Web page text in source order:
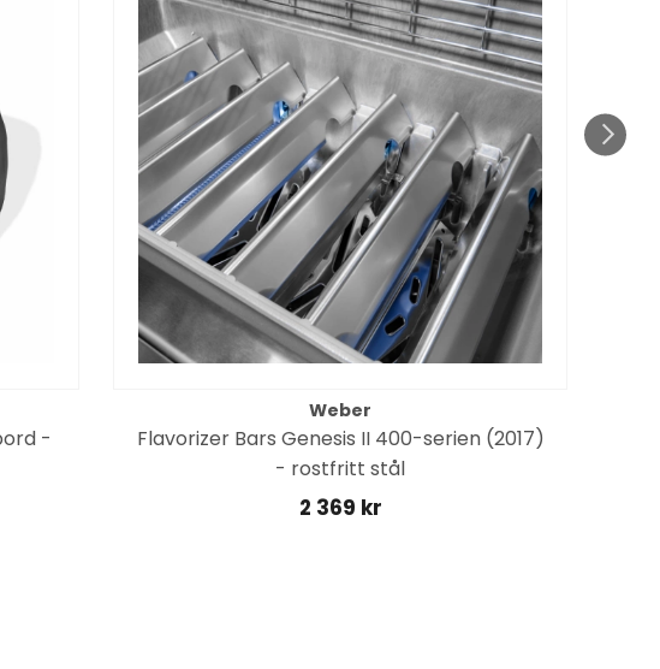
-
Weber
Flavorizer Bars Genesis II 400-serien (2017)
- rostfritt stål
2 369 kr